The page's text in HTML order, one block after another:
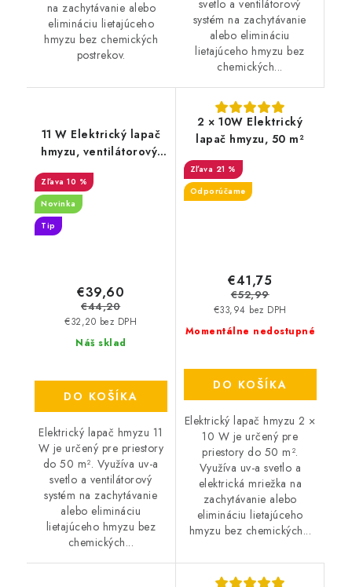
na zachytávanie alebo
elimináciu lietajúceho
hmyzu bez chemických
postrekov.
svetlo a ventilátorový
systém na zachytávanie
alebo elimináciu
lietajúceho hmyzu bez
chemických...
11 W Elektrický lapač
hmyzu, ventilátorový,
50 m²
10 %
Novinka
Tip
Náš sklad
€32,20 bez DPH
€39,60
€44,20
DO KOŠÍKA
Elektrický lapač hmyzu 11
W je určený pre priestory
do 50 m². Využíva uv-a
svetlo a ventilátorový
systém na zachytávanie
alebo elimináciu
lietajúceho hmyzu bez
chemických...
2 × 10W Elektrický
lapač hmyzu, 50 m²
21 %
Odporúčame
Momentálne nedostupné
€33,94 bez DPH
€41,75
€52,99
DO KOŠÍKA
Elektrický lapač hmyzu 2 ×
10 W je určený pre
priestory do 50 m².
Využíva uv-a svetlo a
elektrická mriežka na
zachytávanie alebo
elimináciu lietajúceho
hmyzu bez chemických...